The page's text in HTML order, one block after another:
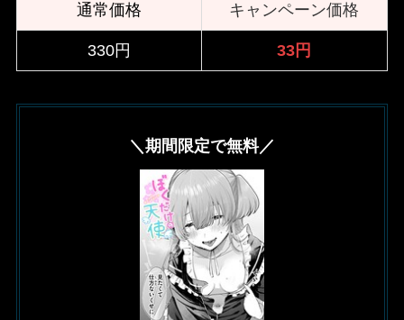
通常価格 キャンペーン価格
330円 33円
＼期間限定で無料／